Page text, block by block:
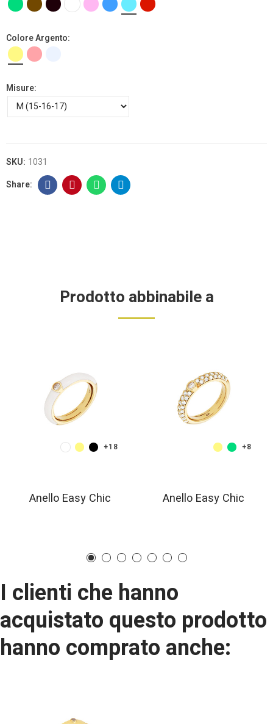
Colore Argento
Misure
SKU: 1031
Prodotto abbinabile a
Anello Easy Chic
+18
Anello Easy Chic
+8
I clienti che hanno
acquistato questo prodotto
hanno comprato anche: